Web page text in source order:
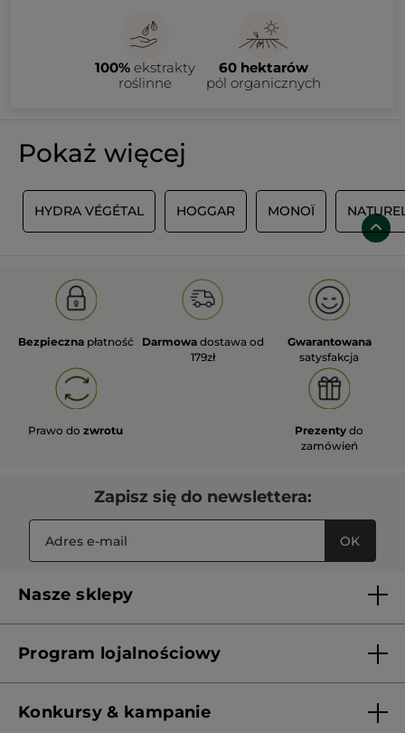
100% ekstrakty
roślinne
60 hektarów
pól organicznych
Pokaż więcej
HYDRA VÉGÉTAL HOGGAR MONOÏ
Bezpieczna płatność Darmowa dostawa od
179zł
Gwarantowana
satysfakcja
Prawo dozwrotu Prezenty do
zamówień
Zapisz się do newslettera:
OK
Nasze sklepy
Franczyza
Program lojalnościowy
Konkursy & kampanie